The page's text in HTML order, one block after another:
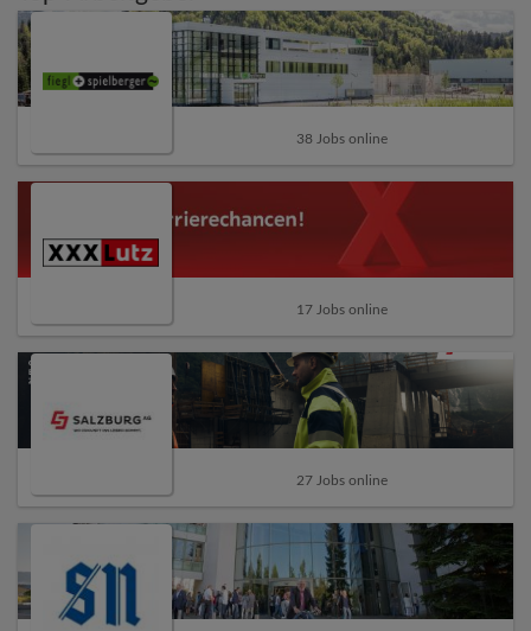
38 Jobs online
17 Jobs online
27 Jobs online